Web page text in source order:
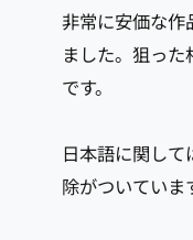
非常に安価な作
ました。狙っ
です。
日本語に関し
除がついていま